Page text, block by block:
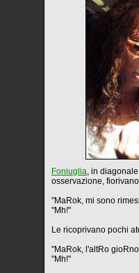
Foniuglia, in
osservazione,
"MaRok, mi sono
"Mh!"
Le ricoprivano pochi
"MaRok, l'altRo
"Mh!"